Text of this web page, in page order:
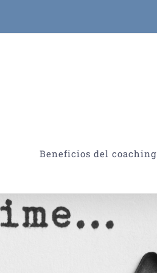
Beneficios del coaching